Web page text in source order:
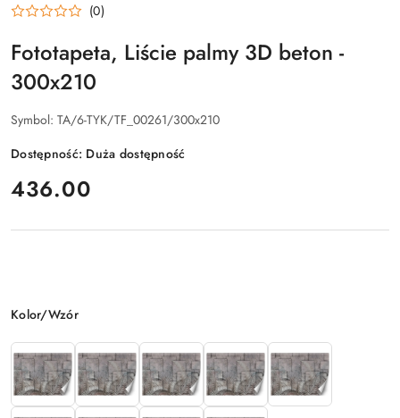
(0)
Fototapeta, Liście palmy 3D beton -
300x210
Symbol: TA/6-TYK/TF_00261/300x210
Dostępność: Duża dostępność
cena:
436.00
Wariant
Kolor/Wzór